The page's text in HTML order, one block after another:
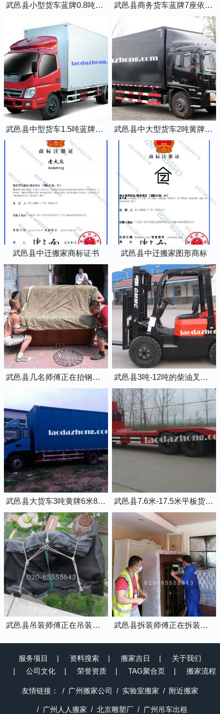
武邑县小型货车蓝牌0.8吨小卡车 武邑县商务货车蓝牌7座依维柯全顺车
武邑县中型货车1.5吨蓝牌4米2厢式货车 武邑县中大型货车2吨黄牌5米2厢式货车
武邑县中迁搬家商标证书 武邑县中迁搬家图形商标
武邑县几名师傅正在抬钢琴上楼 武邑县3吨-12吨的柴油叉车出租
武邑县大货车3吨黄牌6米8的厢式货车 武邑县7.6米-17.5米平板货车出租
武邑县吊装师傅正在吊装物品上楼 武邑县拆装师傅正在拆装家具
服务项目 资料搜索 搬家吉日
关于我们
公司文化
荣誉资质 TAG聚合页 搬家流程
友情链接： 广州搬家公司 实验室搬家 附近搬家
广州人人搬家 北京雕塑厂 广州吊车出租